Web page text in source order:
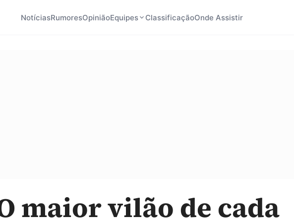
NotíciasRumoresOpiniãoEquipes ClassificaçãoOnde Assistir
maior vilão de cada